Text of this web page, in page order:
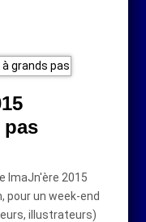
pas
ImaJn'ère 2015
pour un week-end
illustrateurs)